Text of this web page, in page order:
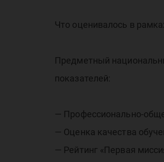
Что оценивалось в
Предметный
показателей:
— Профессионально-
— Оценка качества
— Рейтинг «Первая